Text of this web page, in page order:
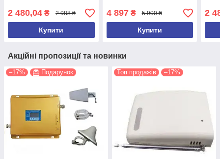
GSM-S (з антенами)
2 480,04 ₴ 2 988 ₴
Купити
70dBi, 23dBm, 4G LTE 3G
LT
4 897₴ 5 900 ₴
Купити
2
Акційні пропозиції та новинки
–17% Подарунок Топ продажів –17%